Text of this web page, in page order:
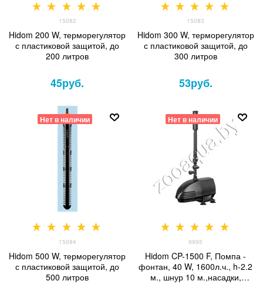
15082
Hidom 200 W, терморегулятор
с пластиковой защитой, до
200 литров
45руб.
15083
Hidom 300 W, терморегулятор
с пластиковой защитой, до
300 литров
53руб.
Нет в наличии
15084
Hidom 500 W, терморегулятор
с пластиковой защитой, до
500 литров
Нет в наличии
9995
Hidom CP-1500 F, Помпа -
фонтан, 40 W, 1600л.ч., h-2.2
м., шнур 10 м.,насадки,